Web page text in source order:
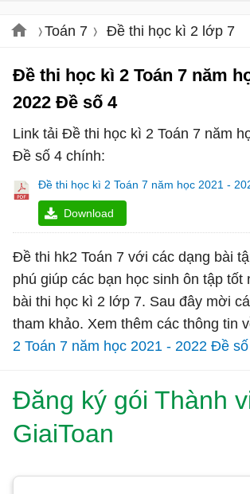
Toán 7 Đề thi học kì 2 lớp 7
Đề thi học kì 2 Toán 7 năm
2022 Đề số 4
Link tải Đề thi học kì 2 Toán 7 năm
Đề số 4 chính:
Đề thi học kì 2 Toán 7 năm học 2021 -
Download
Đề thi hk2 Toán 7 với các dạng bài
phú giúp các bạn học sinh ôn tập tốt
bài thi học kì 2 lớp 7. Sau đây mời
tham khảo. Xem thêm các thông tin
2 Toán 7 năm học 2021 - 2022 Đề
Đăng ký gói Thành
GiaiToan